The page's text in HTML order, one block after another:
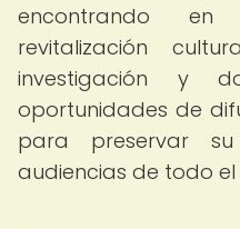
encontrando
revitalización
investigación y
oportunidades de
para preservar
audiencias de todo el